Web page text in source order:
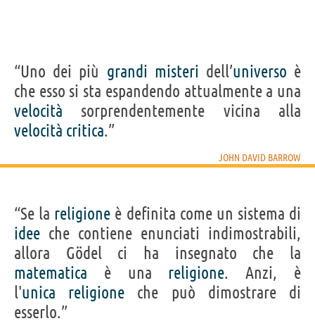
“Uno dei più grandi misteri dell’universo è
che esso si sta espandendo attualmente a una
velocità sorprendentemente vicina alla
velocità critica.”
JOHN DAVID BARROW
“Se la religione è definita come un sistema di
idee che contiene enunciati indimostrabili,
allora Gödel ci ha insegnato che la
matematica è una religione. Anzi, è
l'unica religione che può dimostrare di
esserlo.”